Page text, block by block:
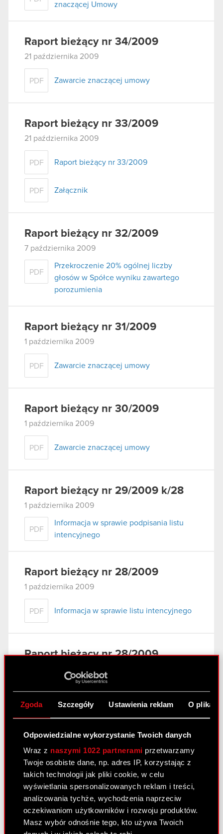
Zgoda Szczegóły Ustawienia reklam O
Odpowiedzialne wykorzystanie Twoich danych
Wraz z naszymi 1022 partnerami przetwarzamy
Twoje osobiste dane, np. adres IP, korzystając z
takich technologii jak pliki cookie, w celu
wyświetlania spersonalizowanych reklam i treści,
analizowania tychże, wychodzenia naprzeciw
oczekiwaniom użytkowników i rozwoju produktów.
Masz wybór odnośnie tego, kto używa Twoich
znaczącej Umowy
Raport bieżący nr 34/2009
21 października 2009
PDF Zawarcie znaczącej umowy
Raport bieżący nr 33/2009
21 października 2009
PDF Raport bieżący nr 33/2009
PDF Załącznik
Raport bieżący nr 32/2009
7 października 2009
PDF
Przekroczenie 20% ogólnej liczby
głosów w Spółce wyniku zawartego
porozumienia
Raport bieżący nr 31/2009
1 października 2009
PDF Zawarcie znaczącej umowy
Raport bieżący nr 30/2009
1 października 2009
PDF Zawarcie znaczącej umowy
Raport bieżący nr 29/2009 k/28
1 października 2009
PDF
Informacja w sprawie podpisania listu
intencyjnego
Raport bieżący nr 28/2009
1 października 2009
PDF Informacja w sprawie listu intencyjnego
Raport bieżący nr 28/2009
PDF Informacja w sprawie listu intencyjnego
Raport bieżący nr 27/2009
17 września 2009
PDF Informacja w sprawie listu intencyjnego
Raport bieżący nr 26/2009
17 września 2009